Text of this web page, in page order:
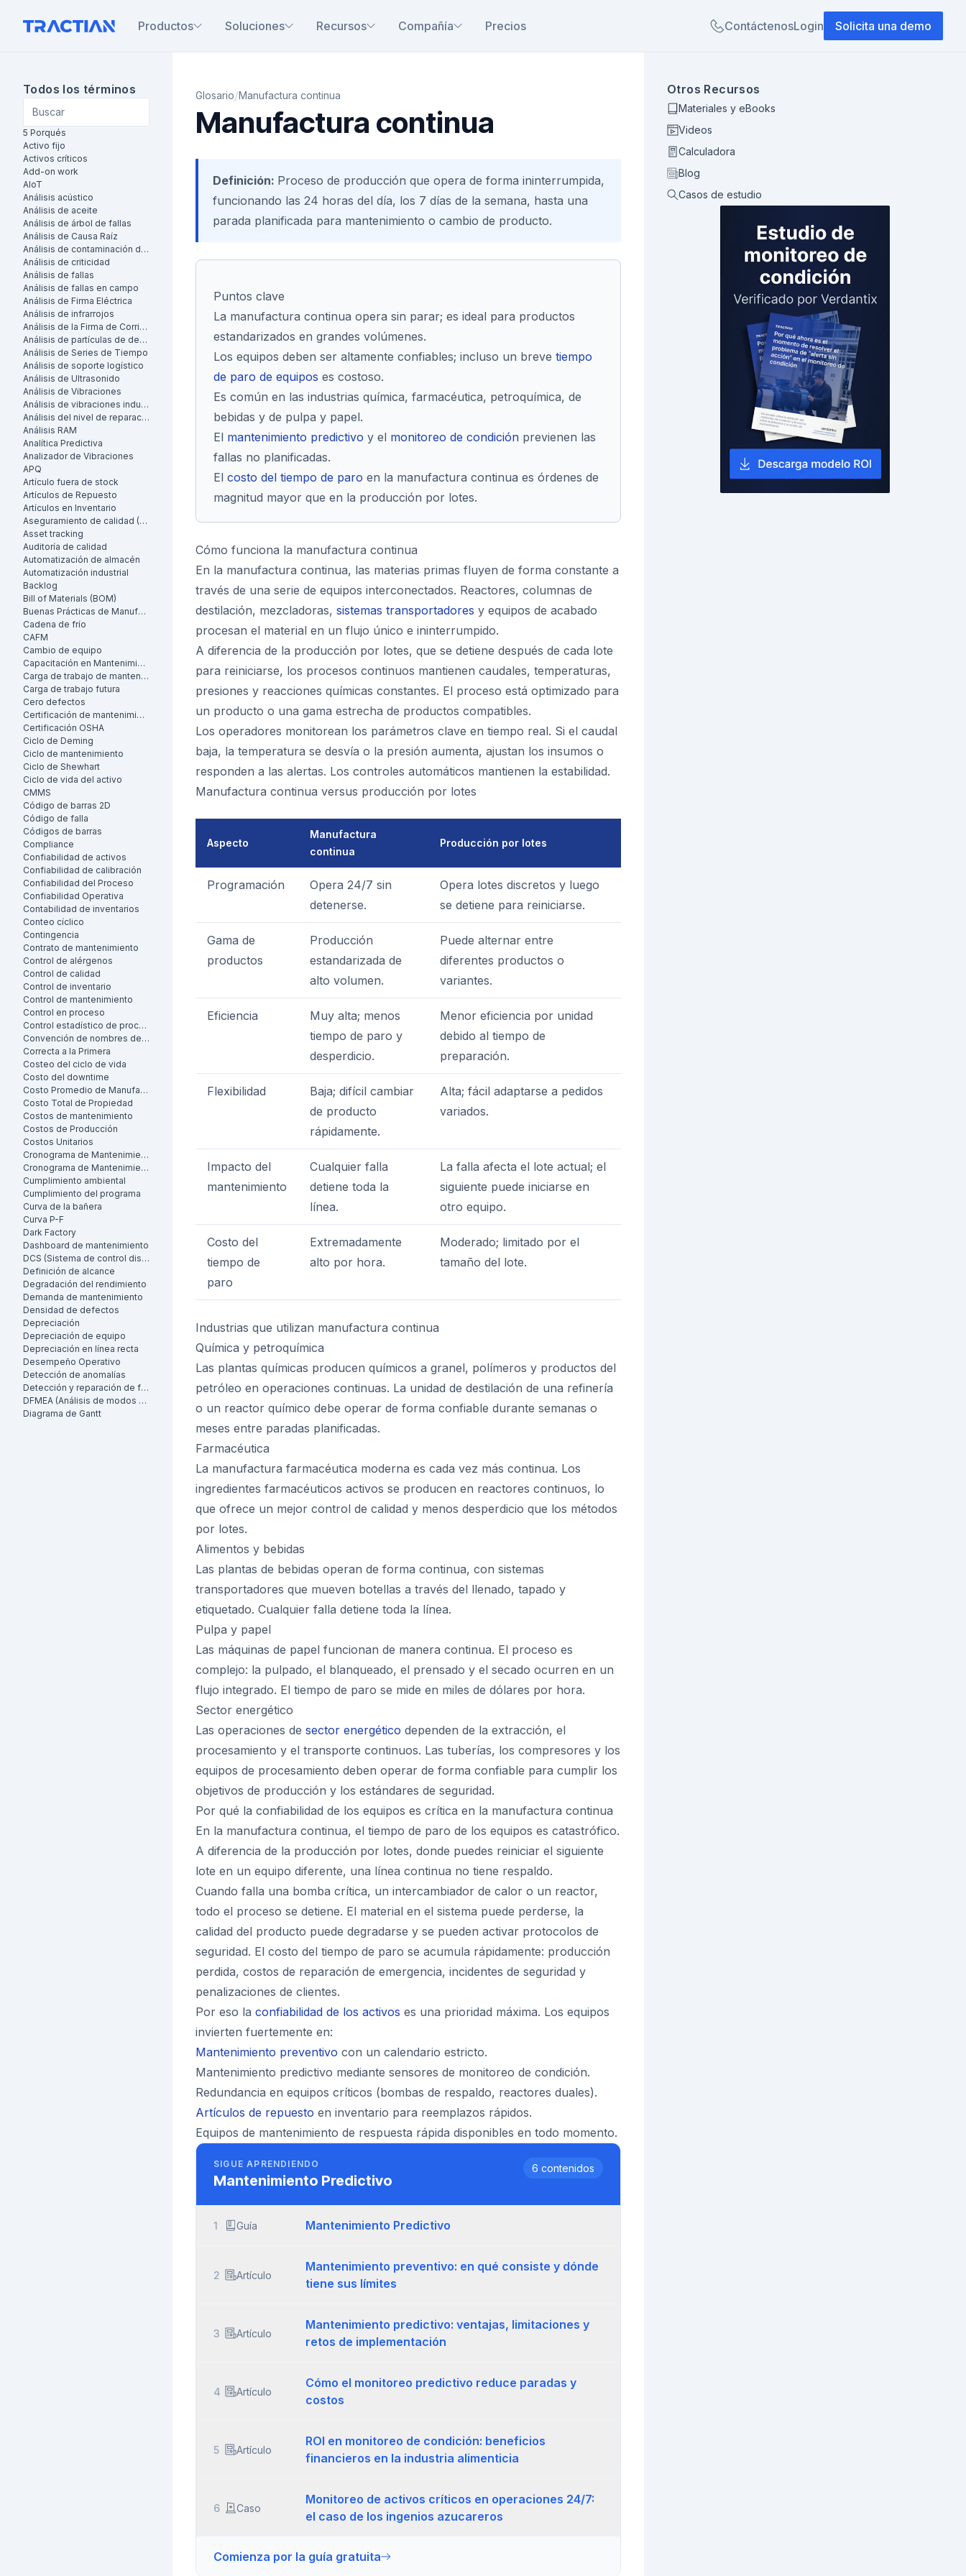
Productos Soluciones Recursos Compañía Precios ContáctenosLogin Solicita una demo
Todos los términos
5 Porqués
Activo fijo
Activos críticos
Add-on work
AIoT
Análisis acústico
Análisis de aceite
Análisis de árbol de fallas
Análisis de Causa Raíz
Análisis de contaminación de aceite
Análisis de criticidad
Análisis de fallas
Análisis de fallas en campo
Análisis de Firma Eléctrica
Análisis de infrarrojos
Análisis de la Firma de Corriente del Motor (MCSA)
Análisis de partículas de desgaste
Análisis de Series de Tiempo
Análisis de soporte logístico
Análisis de Ultrasonido
Análisis de Vibraciones
Análisis de vibraciones industrial
Análisis del nivel de reparación
Análisis RAM
Analítica Predictiva
Analizador de Vibraciones
APQ
Artículo fuera de stock
Artículos de Repuesto
Artículos en Inventario
Aseguramiento de calidad (AC)
Asset tracking
Auditoría de calidad
Automatización de almacén
Automatización industrial
Backlog
Bill of Materials (BOM)
Buenas Prácticas de Manufactura (BPM)
Cadena de frío
CAFM
Cambio de equipo
Capacitación en Mantenimiento
Carga de trabajo de mantenimiento
Carga de trabajo futura
Cero defectos
Certificación de mantenimiento
Certificación OSHA
Ciclo de Deming
Ciclo de mantenimiento
Ciclo de Shewhart
Ciclo de vida del activo
CMMS
Código de barras 2D
Código de falla
Códigos de barras
Compliance
Confiabilidad de activos
Confiabilidad de calibración
Confiabilidad del Proceso
Confiabilidad Operativa
Contabilidad de inventarios
Conteo cíclico
Contingencia
Contrato de mantenimiento
Control de alérgenos
Control de calidad
Control de inventario
Control de mantenimiento
Control en proceso
Control estadístico de procesos
Convención de nombres de activos
Correcta a la Primera
Costeo del ciclo de vida
Costo del downtime
Costo Promedio de Manufactura por Unidad
Costo Total de Propiedad
Costos de mantenimiento
Costos de Producción
Costos Unitarios
Cronograma de Mantenimiento
Cronograma de Mantenimiento
Cumplimiento ambiental
Cumplimiento del programa
Curva de la bañera
Curva P-F
Dark Factory
Dashboard de mantenimiento
DCS (Sistema de control distribuido)
Definición de alcance
Degradación del rendimiento
Demanda de mantenimiento
Densidad de defectos
Depreciación
Depreciación de equipo
Depreciación en línea recta
Desempeño Operativo
Detección de anomalías
Detección y reparación de fugas (LDAR)
DFMEA (Análisis de modos de falla y efectos de diseño)
Diagrama de Gantt
Glosario/Manufactura continua
Manufactura continua
Definición: Proceso de producción que opera de forma ininterrumpida,
funcionando las 24 horas del día, los 7 días de la semana, hasta una
parada planificada para mantenimiento o cambio de producto.
Puntos clave
La manufactura continua opera sin parar; es ideal para productos
estandarizados en grandes volúmenes.
Los equipos deben ser altamente confiables; incluso un breve tiempo
de paro de equipos es costoso.
Es común en las industrias química, farmacéutica, petroquímica, de
bebidas y de pulpa y papel.
El mantenimiento predictivo y el monitoreo de condición previenen las
fallas no planificadas.
El costo del tiempo de paro en la manufactura continua es órdenes de
magnitud mayor que en la producción por lotes.
Cómo funciona la manufactura continua
En la manufactura continua, las materias primas fluyen de forma constante a
través de una serie de equipos interconectados. Reactores, columnas de
destilación, mezcladoras, sistemas transportadores y equipos de acabado
procesan el material en un flujo único e ininterrumpido.
A diferencia de la producción por lotes, que se detiene después de cada lote
para reiniciarse, los procesos continuos mantienen caudales, temperaturas,
presiones y reacciones químicas constantes. El proceso está optimizado para
un producto o una gama estrecha de productos compatibles.
Los operadores monitorean los parámetros clave en tiempo real. Si el caudal
baja, la temperatura se desvía o la presión aumenta, ajustan los insumos o
responden a las alertas. Los controles automáticos mantienen la estabilidad.
Manufactura continua versus producción por lotes
Aspecto
Manufactura
continua
Producción por lotes
Programación
Opera 24/7 sin
detenerse.
Opera lotes discretos y luego
se detiene para reiniciarse.
Gama de
productos
Producción
estandarizada de
alto volumen.
Puede alternar entre
diferentes productos o
variantes.
Eficiencia
Muy alta; menos
tiempo de paro y
desperdicio.
Menor eficiencia por unidad
debido al tiempo de
preparación.
Flexibilidad
Baja; difícil cambiar
de producto
rápidamente.
Alta; fácil adaptarse a pedidos
variados.
Impacto del
mantenimiento
Cualquier falla
detiene toda la
línea.
La falla afecta el lote actual; el
siguiente puede iniciarse en
otro equipo.
Costo del
tiempo de
paro
Extremadamente
alto por hora.
Moderado; limitado por el
tamaño del lote.
Industrias que utilizan manufactura continua
Química y petroquímica
Las plantas químicas producen químicos a granel, polímeros y productos del
petróleo en operaciones continuas. La unidad de destilación de una refinería
o un reactor químico debe operar de forma confiable durante semanas o
meses entre paradas planificadas.
Farmacéutica
La manufactura farmacéutica moderna es cada vez más continua. Los
ingredientes farmacéuticos activos se producen en reactores continuos, lo
que ofrece un mejor control de calidad y menos desperdicio que los métodos
por lotes.
Alimentos y bebidas
Las plantas de bebidas operan de forma continua, con sistemas
transportadores que mueven botellas a través del llenado, tapado y
etiquetado. Cualquier falla detiene toda la línea.
Pulpa y papel
Las máquinas de papel funcionan de manera continua. El proceso es
complejo: la pulpado, el blanqueado, el prensado y el secado ocurren en un
flujo integrado. El tiempo de paro se mide en miles de dólares por hora.
Sector energético
Las operaciones de sector energético dependen de la extracción, el
procesamiento y el transporte continuos. Las tuberías, los compresores y los
equipos de procesamiento deben operar de forma confiable para cumplir los
objetivos de producción y los estándares de seguridad.
Por qué la confiabilidad de los equipos es crítica en la manufactura continua
En la manufactura continua, el tiempo de paro de los equipos es catastrófico.
A diferencia de la producción por lotes, donde puedes reiniciar el siguiente
lote en un equipo diferente, una línea continua no tiene respaldo.
Cuando falla una bomba crítica, un intercambiador de calor o un reactor,
todo el proceso se detiene. El material en el sistema puede perderse, la
calidad del producto puede degradarse y se pueden activar protocolos de
seguridad. El costo del tiempo de paro se acumula rápidamente: producción
perdida, costos de reparación de emergencia, incidentes de seguridad y
penalizaciones de clientes.
Por eso la confiabilidad de los activos es una prioridad máxima. Los equipos
invierten fuertemente en:
Mantenimiento preventivo con un calendario estricto.
Mantenimiento predictivo mediante sensores de monitoreo de condición.
Redundancia en equipos críticos (bombas de respaldo, reactores duales).
Artículos de repuesto en inventario para reemplazos rápidos.
Equipos de mantenimiento de respuesta rápida disponibles en todo momento.
SIGUE APRENDIENDO
Mantenimiento Predictivo
6 contenidos
1 Guía Mantenimiento Predictivo
2 Artículo
Mantenimiento preventivo: en qué consiste y dónde
tiene sus límites
3 Artículo
Mantenimiento predictivo: ventajas, limitaciones y
retos de implementación
4 Artículo
Cómo el monitoreo predictivo reduce paradas y
costos
5 Artículo
ROI en monitoreo de condición: beneficios
financieros en la industria alimenticia
6 Caso
Monitoreo de activos críticos en operaciones 24/7:
el caso de los ingenios azucareros
Comienza por la guía gratuita
Otros Recursos
Materiales y eBooks
Videos
Calculadora
Blog
Casos de estudio